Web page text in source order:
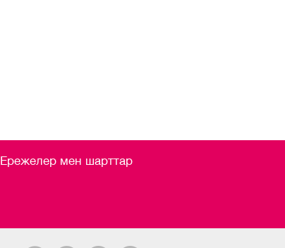
Ережелер мен шарттар